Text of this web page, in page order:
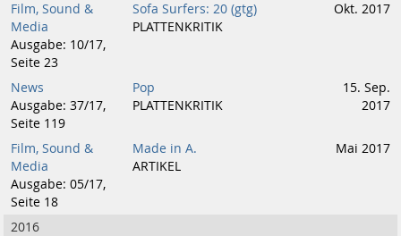
Film, Sound &
Media
Ausgabe: 10/17,
Seite 23
Sofa Surfers: 20 (gtg)
PLATTENKRITIK
Okt. 2017
News
Ausgabe: 37/17,
Seite 119
Pop
PLATTENKRITIK
15. Sep.
2017
Film, Sound &
Media
Ausgabe: 05/17,
Seite 18
Made in A.
ARTIKEL
Mai 2017
2016